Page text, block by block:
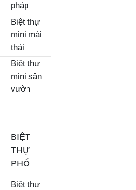
pháp
Biệt thự
mini mái
thái
Biệt thự
mini sân
vườn
BIỆT
THỰ
PHỐ
Biệt thự